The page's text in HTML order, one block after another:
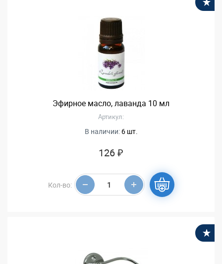
Эфирное масло, лаванда 10 мл
Артикул:
В наличии: 6 шт.
126 ₽
Кол-во: